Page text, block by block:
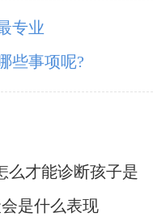
专业
些事项呢?
么才能诊断孩子是
是什么表现